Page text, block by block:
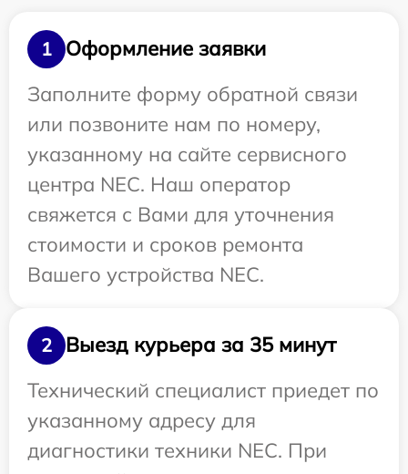
1
Оформление заявки
Заполните форму обратной связи
или позвоните нам по номеру,
указанному на сайте сервисного
центра NEC. Наш оператор
свяжется с Вами для уточнения
стоимости и сроков ремонта
Вашего устройства NEC.
2
Выезд курьера за 35 минут
Технический специалист приедет по
указанному адресу для
диагностики техники NEC. При